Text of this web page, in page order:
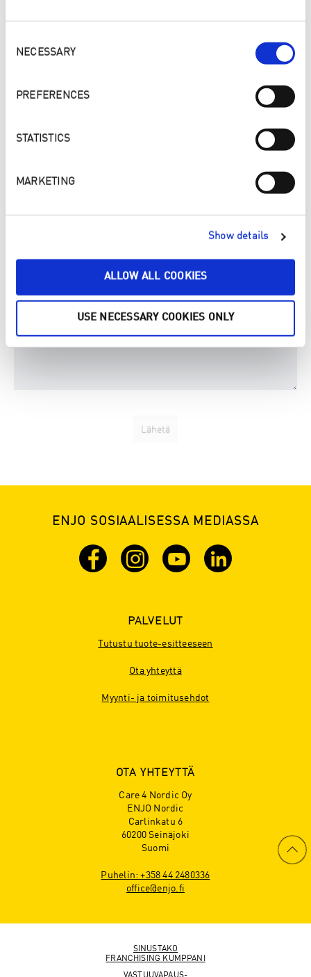
NECESSARY
PREFERENCES
STATISTICS
MARKETING
Show details
ALLOW ALL COOKIES
USE NECESSARY COOKIES ONLY
HALUAISIN ILMOITTAUTUA SEURAAVAAN
ENJO SOSIAALISESSA MEDIASSA
PALVELUT
Tutustu tuote-esitteeseen
Ota yhteyttä
Myynti- ja toimitusehdot
OTA YHTEYTTÄ
Care 4 Nordic Oy
ENJO Nordic
Carlinkatu 6
60200 Seinäjoki
Suomi
Puhelin: +358 44 2480336
office@enjo.fi
SINUSTAKO
FRANCHISING KUMPPANI